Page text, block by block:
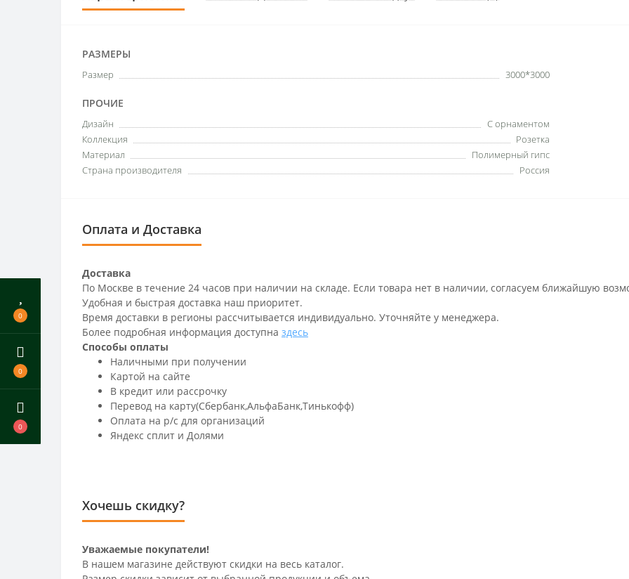
0
0
0
РАЗМЕРЫ
Размер 3000*3000
ПРОЧИЕ
Дизайн
С орнаментом
Коллекция
Розетка
Материал
Полимерный гипс
Страна производителя
Россия
Оплата и Доставка
Доставка
По Москве в течение 24 часов при наличии на складе. Если товара нет в наличии, согласуем ближайшую
Удобная и быстрая доставка наш приоритет.
Время доставки в регионы рассчитывается индивидуально. Уточняйте у менеджера.
Более подробная информация доступна здесь
Способы оплаты
Наличными при получении
Картой на сайте
В кредит или рассрочку
Перевод на карту(Сбербанк,АльфаБанк,Тинькофф)
Оплата на р/c для организаций
Яндекс сплит и Долями
Хочешь скидку?
Уважаемые покупатели!
В нашем магазине действуют скидки на весь каталог.